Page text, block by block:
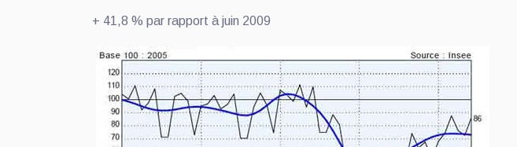
+ 41,8 % par rapport à juin 2009